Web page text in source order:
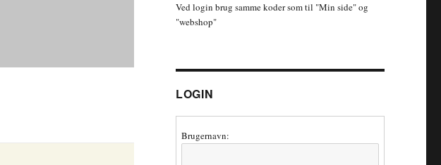
Ved login brug samme koder som til "Min side" og
"webshop"
LOGIN
Brugernavn: